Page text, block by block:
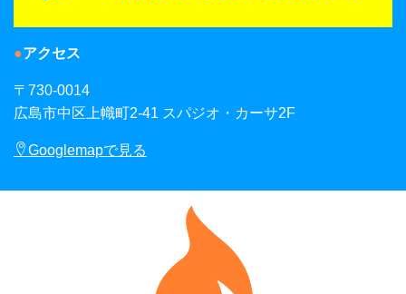
アクセス
〒730-0014
広島市中区上幟町2-41 スパジオ・カーサ2F
Googlemapで見る